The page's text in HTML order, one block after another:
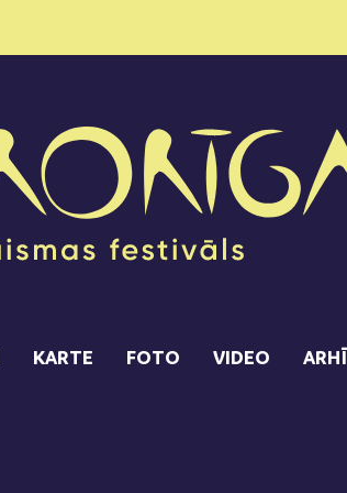
KARTE FOTO VIDEO